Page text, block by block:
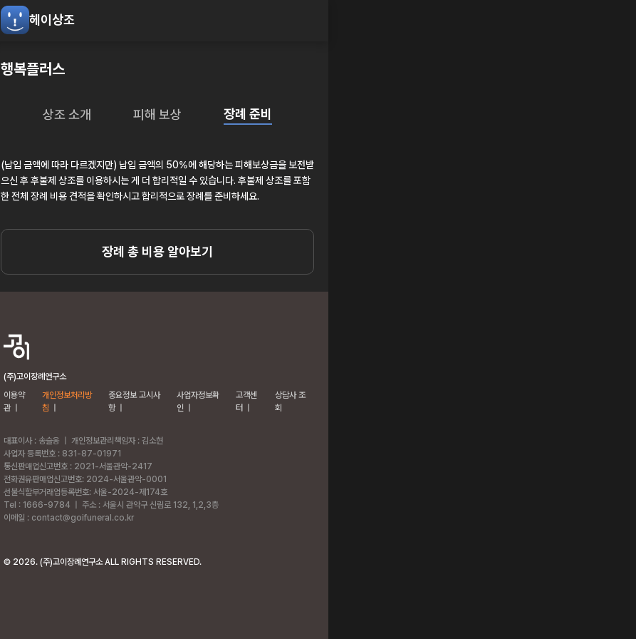
헤이상조
행복플러스
상조 소개 피해 보상 장례 준비
(납입 금액에 따라 다르겠지만) 납입 금액의 50%에 해당하는 피해보상금을 보전받
으신 후 후불제 상조를 이용하시는 게 더 합리적일 수 있습니다. 후불제 상조를 포함
한 전체 장례 비용 견적을 확인하시고 합리적으로 장례를 준비하세요.
장례 총 비용 알아보기
(주)고이장례연구소
이용약
관
개인정보처리방
침
중요정보 고시사
항
사업자정보확
인
고객센
터
상담사 조
회
대표이사 : 송슬옹
개인정보관리책임자 : 김소현
사업자 등록번호 : 831-87-01971
통신판매업신고번호 : 2021-서울관악-2417
전화권유판매업신고번호: 2024-서울관악-0001
선불식할부거래업등록번호: 서울-2024-제174호
Tel : 1666-9784
주소 : 서울시 관악구 신림로 132, 1,2,3층
이메일 : contact@goifuneral.co.kr
© 2026. (주)고이장례연구소 ALL RIGHTS RESERVED.